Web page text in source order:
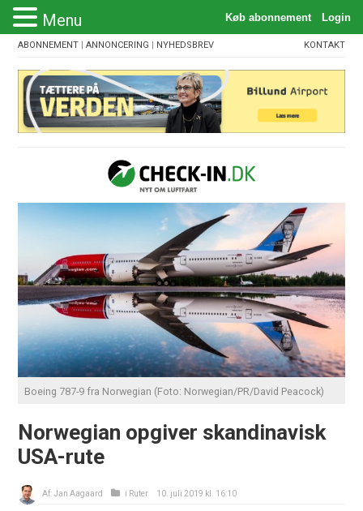
ABONNEMENT |ANNONCERING | NYHEDSBREV KONTAKT
Boeing 787-9 fra Norwegian (Foto: Norwegian/PR/David Peacock)
Norwegian opgiver skandinavisk
USA-rute
Af:Jan Aagaard i Ruter 10. juli 2019 kl. 16:10
Menu